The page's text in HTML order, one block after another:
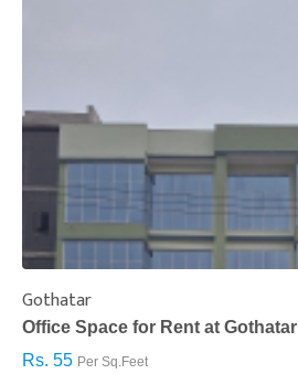
Gothatar
Office Space for Rent at Gothatar
Rs. 55 Per Sq.Feet